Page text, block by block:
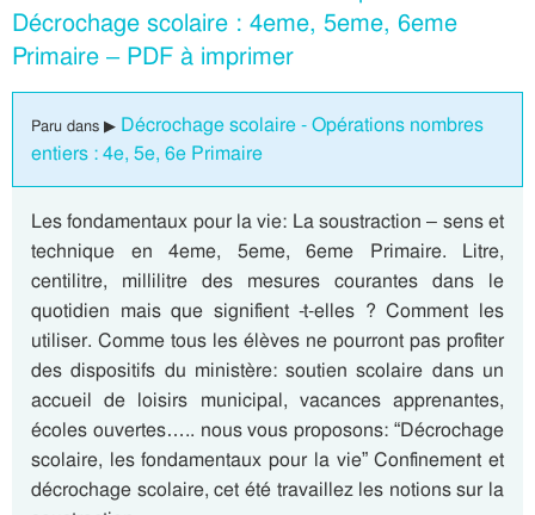
Décrochage scolaire : 4eme, 5eme, 6eme
Primaire – PDF à imprimer
Paru dans ▶ Décrochage scolaire - Opérations nombres
entiers : 4e, 5e, 6e Primaire
Les fondamentaux pour la vie: La soustraction – sens et
technique en 4eme, 5eme, 6eme Primaire. Litre,
centilitre, millilitre des mesures courantes dans le
quotidien mais que signifient -t-elles ? Comment les
utiliser. Comme tous les élèves ne pourront pas profiter
des dispositifs du ministère: soutien scolaire dans un
accueil de loisirs municipal, vacances apprenantes,
écoles ouvertes….. nous vous proposons: “Décrochage
scolaire, les fondamentaux pour la vie” Confinement et
décrochage scolaire, cet été travaillez les notions sur la